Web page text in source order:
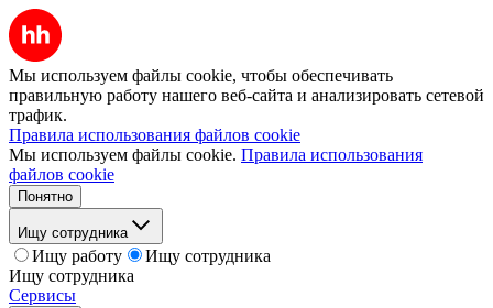
Мы используем файлы cookie, чтобы обеспечивать
правильную работу нашего веб-сайта и анализировать сетевой
трафик.
Правила использования файлов cookie
Мы используем файлы cookie. Правила использования
файлов cookie
Понятно
Ищу сотрудника
Ищу работу
Ищу сотрудника
Ищу сотрудника
Сервисы